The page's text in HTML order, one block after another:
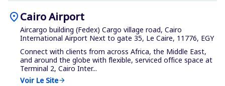
location_onCairo Airport
Aircargo building (Fedex) Cargo village road, Cairo
International Airport Next to gate 35, Le Caire, 11776, EGY
Connect with clients from across Africa, the Middle East,
and around the globe with flexible, serviced office space at
Terminal 2, Cairo Inter...
Voir Le Sitearrow_forward